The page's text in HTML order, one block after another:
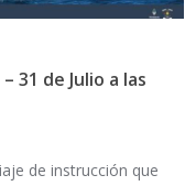
31 de Julio a las
de instrucción que